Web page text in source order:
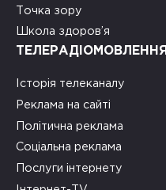
Точка зору
Школа здоров’я
ТЕЛЕРАДІОМОВЛЕННЯ
Історія телеканалу
Реклама на сайті
Політична реклама
Соціальна реклама
Послуги інтернету